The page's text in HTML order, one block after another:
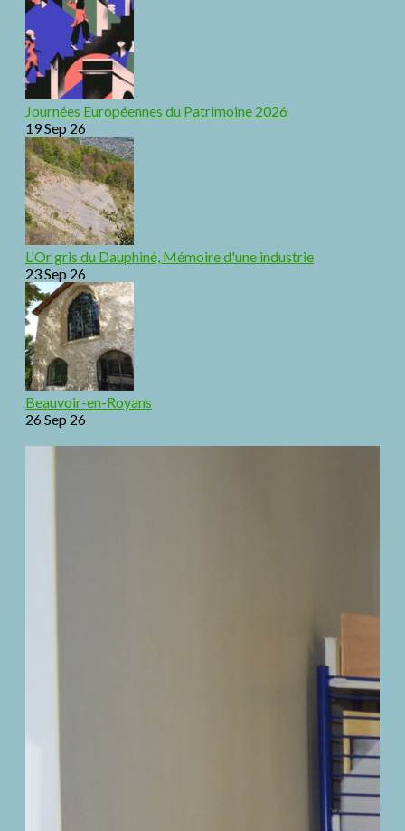
Journées Européennes du Patrimoine 2026
19 Sep 26
L'Or gris du Dauphiné, Mémoire d'une industrie
23 Sep 26
Beauvoir-en-Royans
26 Sep 26